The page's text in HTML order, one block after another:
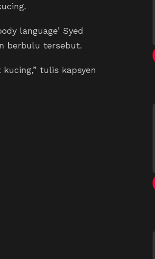
language’ Syed
berbulu tersebut.
tulis kapsyen